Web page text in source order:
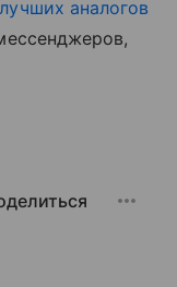
аналогов